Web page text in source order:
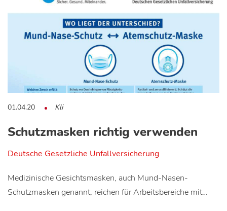
01.04.20 Kli
Schutzmasken richtig verwenden
Deutsche Gesetzliche Unfallversicherung
Medizinische Gesichtsmasken, auch Mund-Nasen-
Schutzmasken genannt, reichen für Arbeitsbereiche mit…